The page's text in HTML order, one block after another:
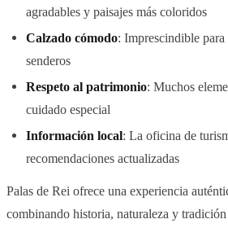
agradables y paisajes más coloridos
Calzado cómodo: Imprescindible
senderos
Respeto al patrimonio: Muchos
cuidado especial
Información local: La oficina de
recomendaciones actualizadas
Palas de Rei ofrece una experiencia
combinando historia, naturaleza y